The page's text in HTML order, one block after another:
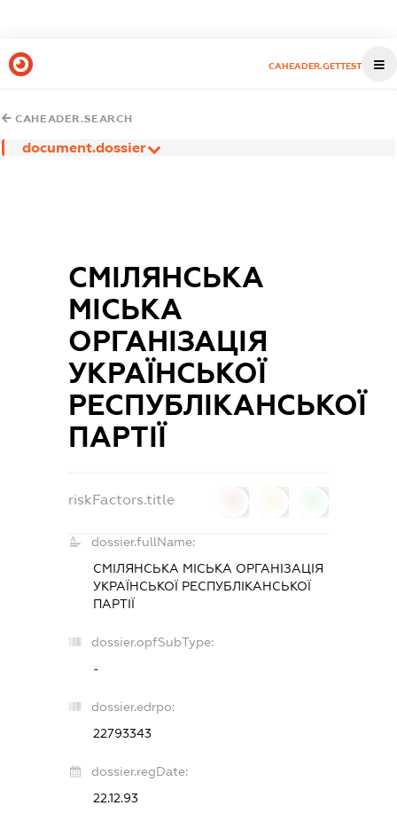
CAHEADER.GETTEST
CAHEADER.SEARCH
document.dossier
СМІЛЯНСЬКА
МІСЬКА
ОРГАНІЗАЦІЯ
УКРАЇНСЬКОЇ
РЕСПУБЛІКАНСЬКОЇ
ПАРТІЇ
riskFactors.title
dossier.fullName:
СМІЛЯНСЬКА МІСЬКА ОРГАНІЗАЦІЯ
УКРАЇНСЬКОЇ РЕСПУБЛІКАНСЬКОЇ
ПАРТІЇ
dossier.opfSubType:
-
dossier.edrpo:
22793343
dossier.regDate:
22.12.93